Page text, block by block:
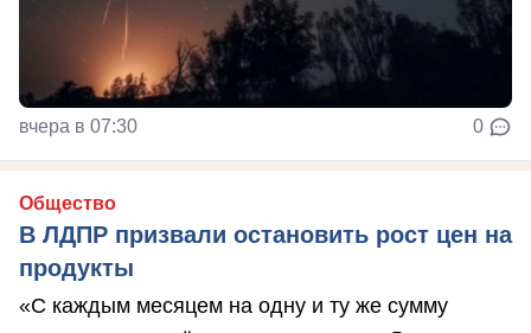
вчера в 07:30 0
Общество
В ЛДПР призвали остановить рост цен на
продукты
«С каждым месяцем на одну и ту же сумму